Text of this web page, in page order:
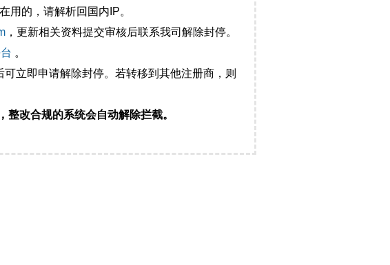
用的，请解析回国内IP。
，更新相关资料提交审核后联系我司解除封停。
。
可立即申请解除封停。若转移到其他注册商，则
整改合规的系统会自动解除拦截。